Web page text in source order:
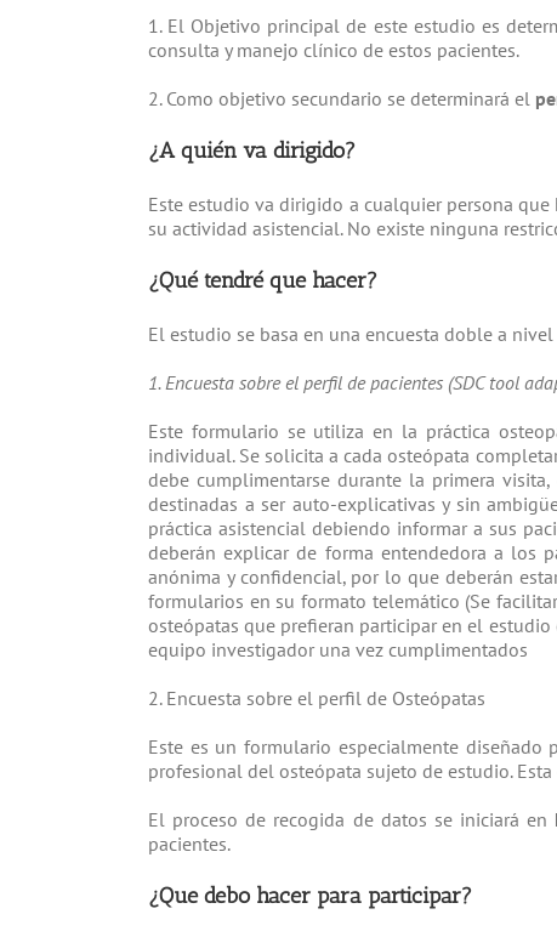
Objetivos del estudio
consulta y manejo clínico de estos pacientes.
2. Como objetivo secundario se determinará el
¿A quién va dirigido?
Este estudio va dirigido a cualquier persona
su actividad asistencial. No existe ninguna
¿Qué tendré que hacer?
El estudio se basa en una encuesta doble a nivel
1. Encuesta sobre el perfil de pacientes (SDC tool
Este formulario se utiliza en la práctica
individual. Se solicita a cada osteópata
debe cumplimentarse durante la primera
destinadas a ser auto-explicativas y sin
práctica asistencial debiendo informar a sus
deberán explicar de forma entendedora a los
anónima y confidencial, por lo que deberán
formularios en su formato telemático (Se
equipo investigador una vez cumplimentados
2. Encuesta sobre el perfil de Osteópatas
profesional del osteópata sujeto de estudio.
El proceso de recogida de datos se iniciará en
pacientes.